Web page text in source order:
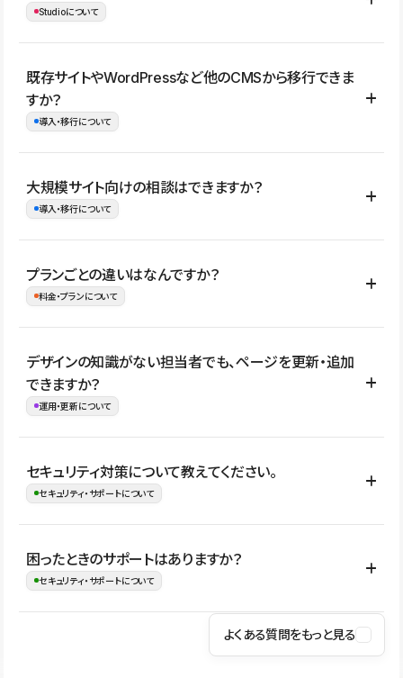
Studioについて
コーポレートサイト、サービスサイト、LP、採用サイト、ブロ
グ・メディア、イベントサイト、店舗・商品紹介サイト、ポートフ
ォリオなど幅広く制作できます。
既存サイトやWordPressなど他のCMSから移行できま
すか？
導入・移行について
はい。既存サイトの構成やコンテンツ、URLを整理したうえで、
Studio上に再構築する形で移行できます。 WordPressの場合は、
イト全体のデザインや設定がそのまま移行されるわけではないた
め、移行後にページ構成やデザイン、CMS設計、URL・リダイレク
大規模サイト向けの相談はできますか？
導入・移行について
はい。アクセス規模が大きいサイトや、複数部門での運用、権限管
理、セキュリティ確認、既存システムとの連携など、個別の要件が
ない段階でも、お問い合わせください。
お問合せはこちら
プランごとの違いはなんですか？
料金・プランについて
公開ページ数、バージョン履歴の期間、CMS利用数の上限、権限
管理の有無などがプランごとに異なります。詳しくは料金プランペ
ージをご覧ください。
デザインの知識がない担当者でも、ページを更新・追加
できますか？
運用・更新について
はい。CMSやコンポーネントを活用して更新範囲を設計しておく
ことで、デザインを崩しにくい状態で運用できます。 さらにコン
ながらレイアウトに影響を与えずに更新作業を進めやすくなりま
す。
セキュリティ対策について教えてください。
セキュリティ・サポートについて
Studioでは、公開サイトやサービスを安全に利用できるよう、通信
の暗号化、データ保護、アクセス管理、脆弱性対策など、複数の観
はSSL/TLSによる通信暗号化に対応しており、悪質なスクリプトの
困ったときのサポートはありますか？
セキュリティ・サポートについて
操作方法や機能については、ヘルプセンターでご確認いただけま
よくある質問をもっと見る